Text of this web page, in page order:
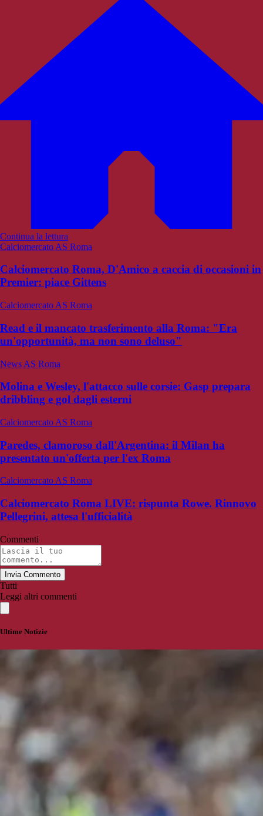
Continua la lettura
Calciomercato AS Roma
Calciomercato Roma, D'Amico a caccia di occasioni in
Premier: piace Gittens
Calciomercato AS Roma
Read e il mancato trasferimento alla Roma: "Era
un'opportunità, ma non sono deluso"
News AS Roma
Molina e Wesley, l'attacco sulle corsie: Gasp prepara
dribbling e gol dagli esterni
Calciomercato AS Roma
Paredes, clamoroso dall'Argentina: il Milan ha
presentato un'offerta per l'ex Roma
Calciomercato AS Roma
Calciomercato Roma LIVE: rispunta Rowe. Rinnovo
Pellegrini, attesa l'ufficialità
Commenti
Invia Commento
Tutti
Leggi altri commenti
Ultime Notizie